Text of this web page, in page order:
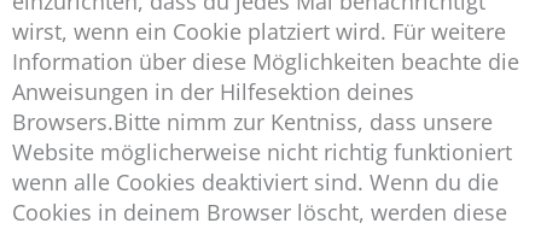
wirst, wenn ein Cookie platziert wird. Für weitere
Information über diese Möglichkeiten beachte die
Anweisungen in der Hilfesektion deines
Browsers.Bitte nimm zur Kentniss, dass unsere
Website möglicherweise nicht richtig funktioniert
wenn alle Cookies deaktiviert sind. Wenn du die
Cookies in deinem Browser löscht, werden diese